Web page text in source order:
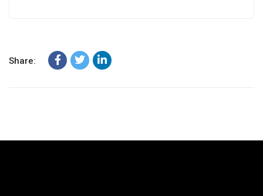
Share: